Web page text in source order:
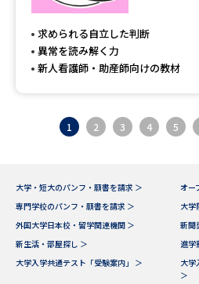
求められる自立した判断
異常を読み解く力
新人看護師・助産師向けの教材
1 2 3 4 5
大学・短大のパンフ・願書を請求 ＞
オー
専門学校のパンフ・願書を請求 ＞
大学
外国大学日本校・留学関連機関 ＞
新聞
新生活・部屋探し ＞
進学
大学入学共通テスト「受験案内」 ＞
大学
＞